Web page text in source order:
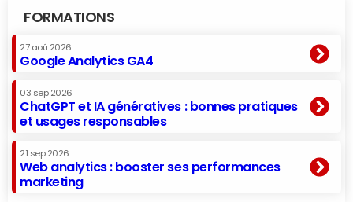
FORMATIONS
27 aoû 2026
Google Analytics GA4
03 sep 2026
ChatGPT et IA génératives : bonnes pratiques
et usages responsables
21 sep 2026
Web analytics : booster ses performances
marketing